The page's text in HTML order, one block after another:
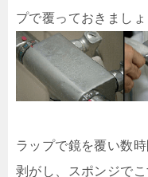
プで覆っておきましょ
ラップで鏡を覆い数
剥がし、スポンジで